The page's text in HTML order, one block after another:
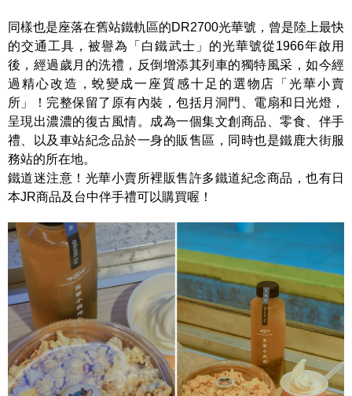
同樣也是座落在舊站鐵軌區的DR2700光華號，曾是陸上最快
的交通工具，被譽為「白鐵武士」的光華號從1966年啟用
後，經過歲月的洗禮，反倒增添其列車的獨特風采，如今經
過精心改造，蛻變成一座質感十足的選物店「光華小賣
所」！完整保留了原有內裝，包括月洞門、電扇和日光燈，
呈現出濃濃的復古風情。成為一個集文創商品、零食、伴手
禮、以及車站紀念品於一身的販售區，同時也是鐵鹿大街服
務站的所在地。
鐵道迷注意！光華小賣所裡販售許多鐵道紀念商品，也有日
本JR商品及台中伴手禮可以購買喔！